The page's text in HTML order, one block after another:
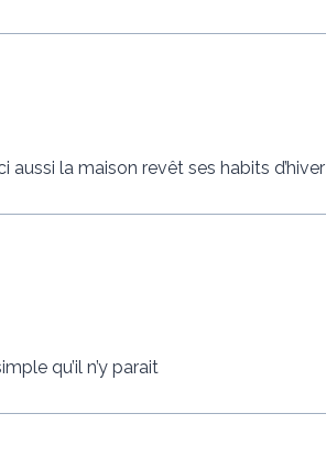
la maison revêt ses habits d’hiver
qu’il n’y parait